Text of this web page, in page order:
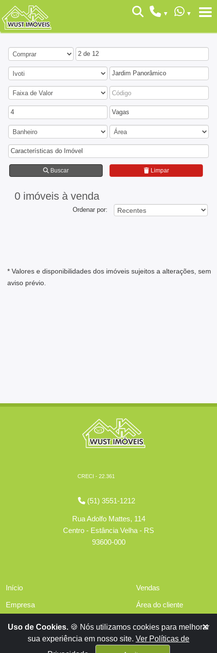
2 de 12
Jardim Panorâmico
4 Vagas
Características do Imóvel
Buscar Limpar
0 imóveis à venda
Ordenar por:
* Valores e disponibilidades dos imóveis sujeitos a alterações, sem
aviso prévio.
CRECI - 22.361
(51) 3551-1212
Rua Adolfo Mattes, 114
Centro - Estância Velha - RS
93600-000
Início
Empresa
Financiamentos
Vendas
Área do cliente
Contato
Uso de Cookies. 🍪 Nós utilizamos cookies para melhorar
sua experiência em nosso site. Ver Políticas de